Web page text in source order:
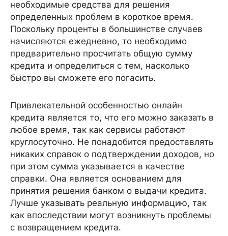
необходимые средства для решения
определенных проблем в короткое время.
Поскольку проценты в большинстве случаев
начисляются ежедневно, то необходимо
предварительно просчитать общую сумму
кредита и определиться с тем, насколько
быстро вы сможете его погасить.
Привлекательной особенностью онлайн
кредита является то, что его можно заказать в
любое время, так как сервисы работают
круглосуточно. Не понадобится предоставлять
никаких справок о подтверждении доходов, но
при этом сумма указывается в качестве
справки. Она является основанием для
принятия решения банком о выдачи кредита.
Лучше указывать реальную информацию, так
как впоследствии могут возникнуть проблемы
с возвращением кредита.